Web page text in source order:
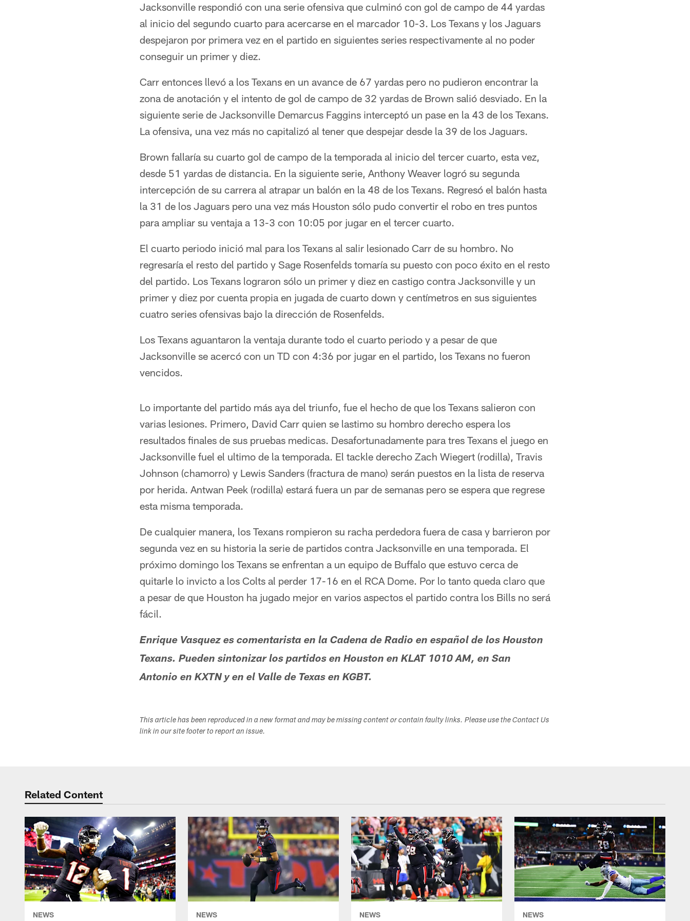
Jacksonville respondió con una serie ofensiva que culminó con gol de campo de 44 yardas
al inicio del segundo cuarto para acercarse en el marcador 10-3. Los Texans y los Jaguars
despejaron por primera vez en el partido en siguientes series respectivamente al no poder
conseguir un primer y diez.
Carr entonces llevó a los Texans en un avance de 67 yardas pero no pudieron encontrar la
zona de anotación y el intento de gol de campo de 32 yardas de Brown salió desviado. En la
siguiente serie de Jacksonville Demarcus Faggins interceptó un pase en la 43 de los Texans.
La ofensiva, una vez más no capitalizó al tener que despejar desde la 39 de los Jaguars.
Brown fallaría su cuarto gol de campo de la temporada al inicio del tercer cuarto, esta vez,
desde 51 yardas de distancia. En la siguiente serie, Anthony Weaver logró su segunda
intercepción de su carrera al atrapar un balón en la 48 de los Texans. Regresó el balón hasta
la 31 de los Jaguars pero una vez más Houston sólo pudo convertir el robo en tres puntos
para ampliar su ventaja a 13-3 con 10:05 por jugar en el tercer cuarto.
El cuarto periodo inició mal para los Texans al salir lesionado Carr de su hombro. No
regresaría el resto del partido y Sage Rosenfelds tomaría su puesto con poco éxito en el resto
del partido. Los Texans lograron sólo un primer y diez en castigo contra Jacksonville y un
primer y diez por cuenta propia en jugada de cuarto down y centímetros en sus siguientes
cuatro series ofensivas bajo la dirección de Rosenfelds.
Los Texans aguantaron la ventaja durante todo el cuarto periodo y a pesar de que
Jacksonville se acercó con un TD con 4:36 por jugar en el partido, los Texans no fueron
vencidos.
Lo importante del partido más aya del triunfo, fue el hecho de que los Texans salieron con
varias lesiones. Primero, David Carr quien se lastimo su hombro derecho espera los
resultados finales de sus pruebas medicas. Desafortunadamente para tres Texans el juego en
Jacksonville fuel el ultimo de la temporada. El tackle derecho Zach Wiegert (rodilla), Travis
Johnson (chamorro) y Lewis Sanders (fractura de mano) serán puestos en la lista de reserva
por herida. Antwan Peek (rodilla) estará fuera un par de semanas pero se espera que regrese
esta misma temporada.
De cualquier manera, los Texans rompieron su racha perdedora fuera de casa y barrieron por
segunda vez en su historia la serie de partidos contra Jacksonville en una temporada. El
próximo domingo los Texans se enfrentan a un equipo de Buffalo que estuvo cerca de
quitarle lo invicto a los Colts al perder 17-16 en el RCA Dome. Por lo tanto queda claro que
a pesar de que Houston ha jugado mejor en varios aspectos el partido contra los Bills no será
fácil.
Enrique Vasquez es comentarista en la Cadena de Radio en español de los Houston
Texans. Pueden sintonizar los partidos en Houston en KLAT 1010 AM, en San
Antonio en KXTN y en el Valle de Texas en KGBT.
This article has been reproduced in a new format and may be missing content or contain faulty links. Please use the Contact Us
link in our site footer to report an issue.
Related Content
NEWS NEWS NEWS NEWS